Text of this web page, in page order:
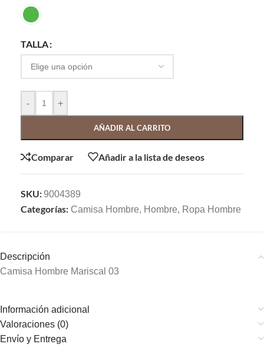
TALLA
- +
AÑADIR AL CARRITO
Comparar Añadir a la lista de deseos
SKU:9004389
Categorías: Camisa Hombre, Hombre, Ropa Hombre
Descripción
Camisa Hombre Mariscal 03
Información adicional
Valoraciones (0)
Envío y Entrega